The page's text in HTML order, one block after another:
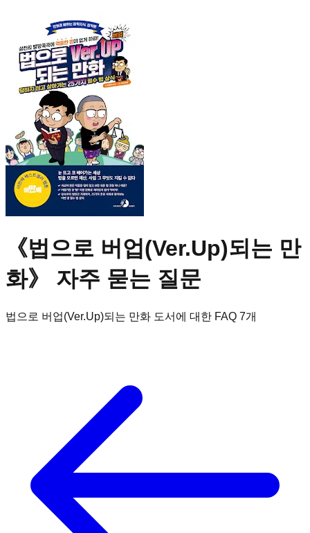
《법으로 버업(Ver.Up)되는 만
화》 자주 묻는 질문
법으로 버업(Ver.Up)되는 만화 도서에 대한 FAQ 7개